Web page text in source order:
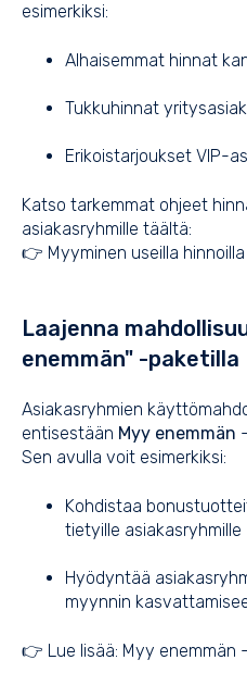
esimerkiksi:
Alhaisemmat hinnat
Tukkuhinnat
Erikoistarjoukset VIP-
Katso tarkemmat ohjeet
asiakasryhmille täältä:
👉 Myyminen useilla hinnoilla
Laajenna
enemmän" -paketilla
Asiakasryhmien
entisestään Myy enemmän
Sen avulla voit esimerkiksi:
Kohdistaa
tietyille asiakasryhmille
Hyödyntää
myynnin
👉 Lue lisää: Myy enemmän